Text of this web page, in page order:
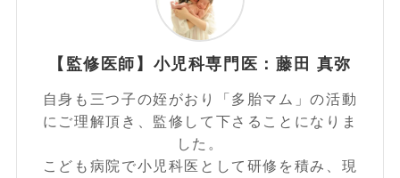
【監修医師】小児科専門医：藤田 真弥
自身も三つ子の姪がおり「多胎マム」の活動
にご理解頂き、監修して下さることになりま
した。
こども病院で小児科医として研修を積み、現